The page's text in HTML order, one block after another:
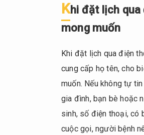
đặt
lịch
qua
điện
thoại,
hãy
nói
ngắn
gọn
triệu
Khi đặt lịch qua
mong muốn
Khi đặt lịch qua điện
cung cấp họ tên, cho
muốn. Nếu không tự
gia đình, bạn bè hoặc
sinh, số điện thoại, có
cuộc gọi, người bệnh